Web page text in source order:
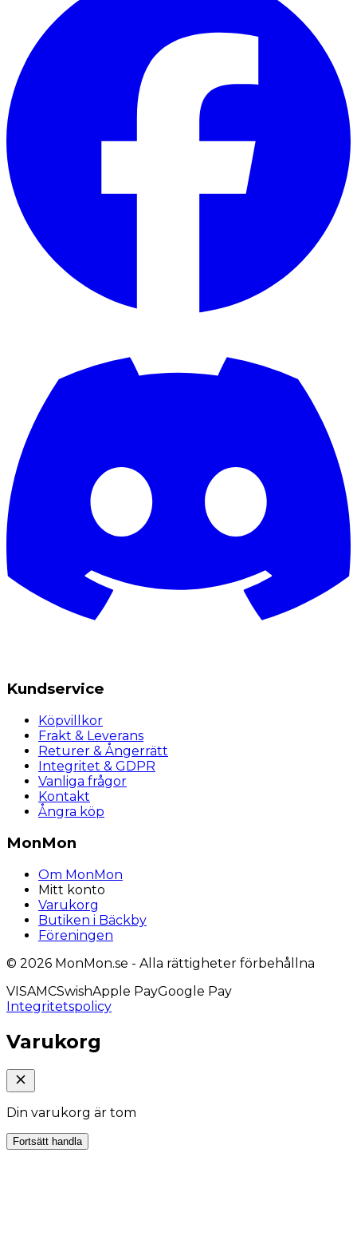
Kundservice
Köpvillkor
Frakt & Leverans
Returer & Ångerrätt
Integritet & GDPR
Vanliga frågor
Kontakt
Ångra köp
MonMon
Om MonMon
Mitt konto
Varukorg
Butiken i Bäckby
Föreningen
© 2026 MonMon.se - Alla rättigheter förbehållna
VISAMCSwishApple PayGoogle Pay
Integritetspolicy
Varukorg
Din varukorg är tom
Fortsätt handla